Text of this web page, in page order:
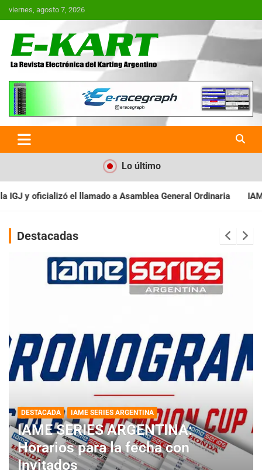
Saltar
al
viernes, agosto 7, 2026
E-Kart.com.ar | La Revista
Electrónica del Karting en
Argentina
Lo último
General Ordinaria IAME SERIES ARGENTINA:
Destacadas
DESTACADA IAME SERIES ARGENTINA
IAME SERIES ARGENTINA:
Horarios para la fecha con
Invitados